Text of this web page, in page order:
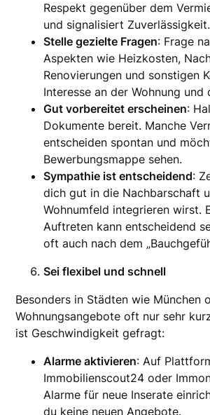
Respekt gegenüber dem
und signalisiert Zuverlässigkeit.
Stelle gezielte Fragen: Frage
Aspekten wie Heizkosten,
Renovierungen und sonstigen
Interesse an der Wohnung und
Gut vorbereitet erscheinen:
Dokumente bereit. Manche
entscheiden spontan und
Bewerbungsmappe sehen.
Sympathie ist entscheidend:
dich gut in die Nachbarschaft
Wohnumfeld integrieren wirst.
Auftreten kann entscheidend
oft auch nach dem
Sei flexibel und schnell
Besonders in Städten wie München
Wohnungsangebote oft nur sehr
ist Geschwindigkeit gefragt:
Alarme aktivieren: Auf
Immobilienscout24 oder
Alarme für neue Inserate
du keine neuen Angebote.